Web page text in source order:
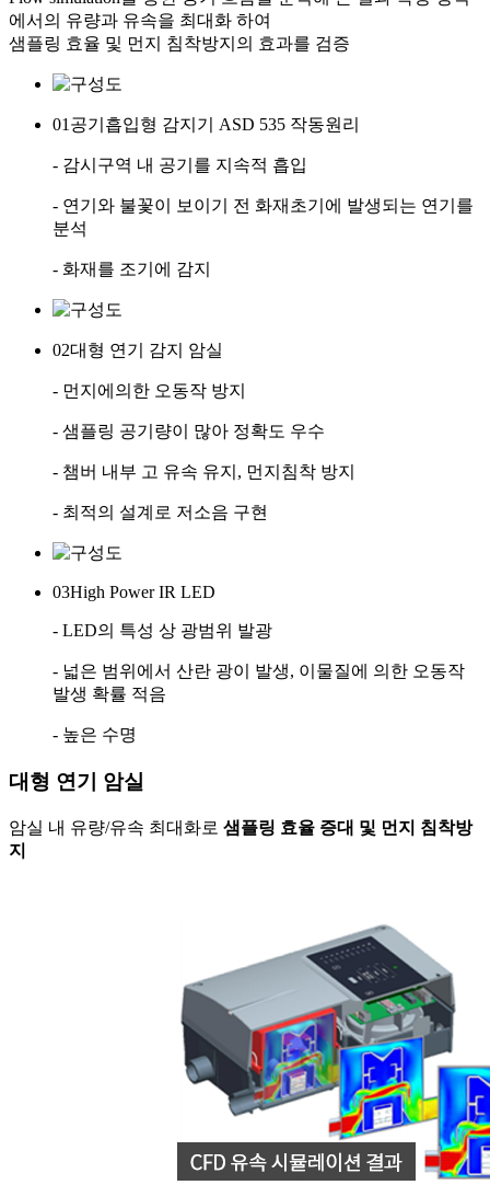
에서의 유량과 유속을 최대화 하여
샘플링 효율 및 먼지 침착방지의 효과를 검증
01공기흡입형 감지기 ASD 535 작동원리
- 감시구역 내 공기를 지속적 흡입
- 연기와 불꽃이 보이기 전 화재초기에 발생되는 연기를
분석
- 화재를 조기에 감지
02대형 연기 감지 암실
- 먼지에의한 오동작 방지
- 샘플링 공기량이 많아 정확도 우수
- 챔버 내부 고 유속 유지, 먼지침착 방지
- 최적의 설계로 저소음 구현
03High Power IR LED
- LED의 특성 상 광범위 발광
- 넓은 범위에서 산란 광이 발생, 이물질에 의한 오동작
발생 확률 적음
- 높은 수명
대형 연기 암실
암실 내 유량/유속 최대화로 샘플링 효율 증대 및 먼지 침착방
지